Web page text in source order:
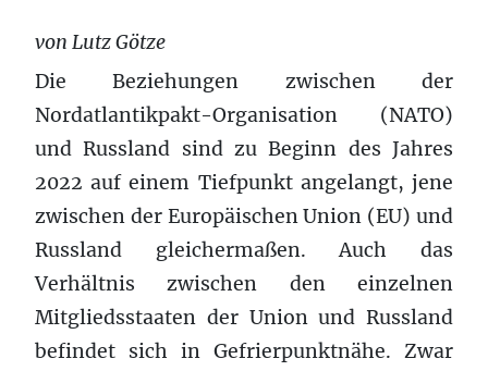
von Lutz Götze
Die Beziehungen zwischen der
Nordatlantikpakt-Organisation (NATO)
und Russland sind zu Beginn des Jahres
2022 auf einem Tiefpunkt angelangt, jene
zwischen der Europäischen Union (EU) und
Russland gleichermaßen. Auch das
Verhältnis zwischen den einzelnen
Mitgliedsstaaten der Union und Russland
befindet sich in Gefrierpunktnähe. Zwar